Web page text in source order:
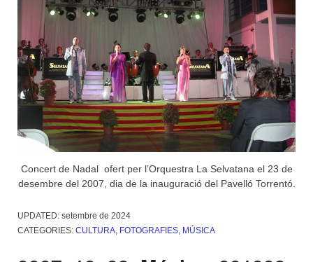
Concert de Nadal ofert per l’Orquestra La Selvatana el 23 de
desembre del 2007, dia de la inauguració del Pavelló Torrentó.
UPDATED: setembre de 2024
CATEGORIES: CULTURA, FOTOGRAFIES, MÚSICA